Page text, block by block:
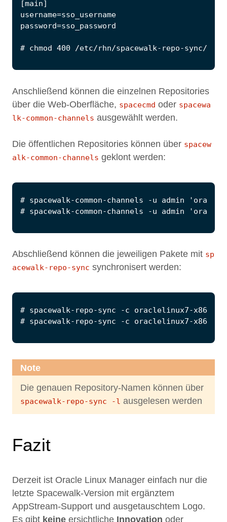
Anschließend können die einzelnen Repositories
über die Web-Oberfläche, spacecmd oder spacewa
lk-common-channels ausgewählt werden.
Die öffentlichen Repositories können über spacew
alk-common-channels geklont werden:
Abschließend können die jeweiligen Pakete mit sp
acewalk-repo-sync synchronisert werden:
Note
Die genauen Repository-Namen können über
spacewalk-repo-sync -l ausgelesen werden
Fazit
Derzeit ist Oracle Linux Manager einfach nur die
letzte Spacewalk-Version mit ergänztem
AppStream-Support und ausgetauschtem Logo.
Es gibt keine ersichtliche Innovation oder